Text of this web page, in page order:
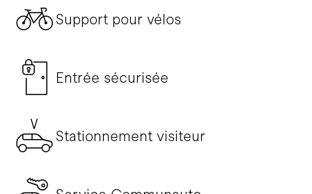
Support pour vélos
Entrée sécurisée
Stationnement visiteur